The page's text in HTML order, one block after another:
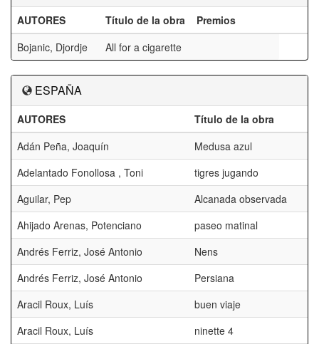
AUTORES Título de la obra
Premios
Bojanic, Djordje
All for a cigarette
ESPAÑA
AUTORES
Título de la obra
Adán Peña, Joaquín
Medusa azul
Adelantado Fonollosa , Toni
tigres jugando
Aguilar, Pep
Alcanada observada
Ahijado Arenas, Potenciano
paseo matinal
Andrés Ferriz, José Antonio
Nens
Andrés Ferriz, José Antonio
Persiana
Aracil Roux, Luís
buen viaje
Aracil Roux, Luís
ninette 4